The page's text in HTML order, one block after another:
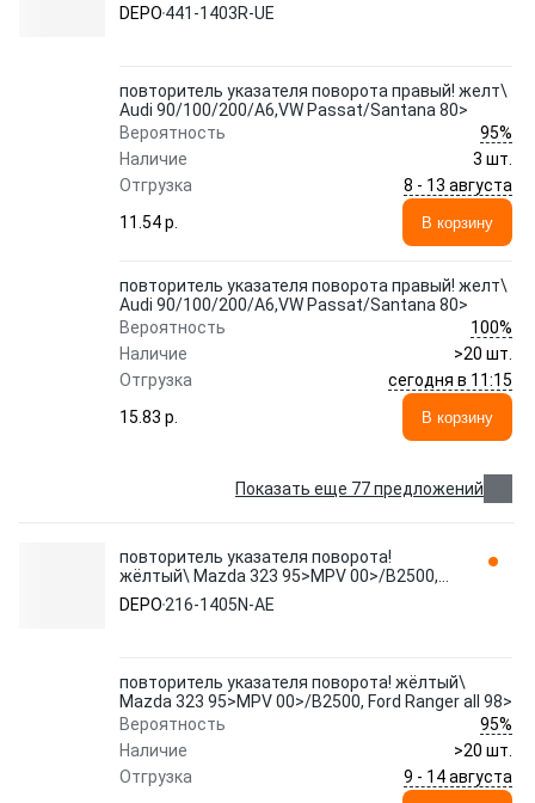
DEPO 441-1403R-UE
повторитель указателя поворота правый! желт\
Audi 90/100/200/A6,VW Passat/Santana 80>
Вероятность
95%
Наличие
3 шт.
Отгрузка
8 - 13 августа
11.54 p.
В корзину
повторитель указателя поворота правый! желт\
Audi 90/100/200/A6,VW Passat/Santana 80>
Вероятность
100%
Наличие
>20 шт.
Отгрузка
сегодня в 11:15
15.83 p.
В корзину
Показать еще 77 предложений
повторитель указателя поворота!
жёлтый\ Mazda 323 95>MPV 00>/B2500,
Ford Ranger all 98> 216-1405N-AE DEPO
DEPO 216-1405N-AE
повторитель указателя поворота! жёлтый\
Mazda 323 95>MPV 00>/B2500, Ford Ranger all 98>
Вероятность
95%
Наличие
>20 шт.
Отгрузка
9 - 14 августа